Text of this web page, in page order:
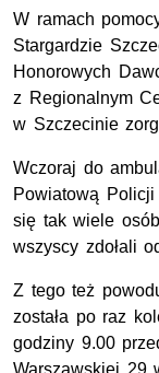
W ramach
Stargardzie
Honorowych
z Regionalnym
w Szczecinie
Wczoraj do
Powiatową Policji
się tak wiele
wszyscy zdołali
Z tego też
została po raz
godziny 9.00